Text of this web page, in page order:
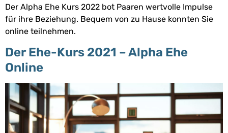
Der Alpha Ehe Kurs 2022 bot Paaren wertvolle Impulse
für ihre Beziehung. Bequem von zu Hause konnten Sie
online teilnehmen.
Der Ehe-Kurs 2021 – Alpha Ehe
Online